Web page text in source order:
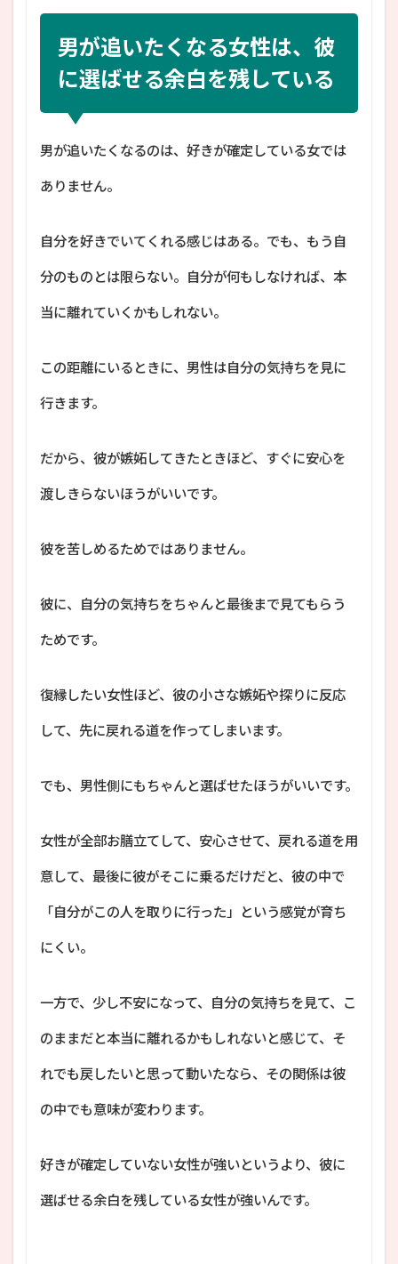
男が追いたくなる女性は、彼
に選ばせる余白を残している
男が追いたくなるのは、好きが確定している女では
ありません。
自分を好きでいてくれる感じはある。でも、もう自
分のものとは限らない。自分が何もしなければ、本
当に離れていくかもしれない。
この距離にいるときに、男性は自分の気持ちを見に
行きます。
だから、彼が嫉妬してきたときほど、すぐに安心を
渡しきらないほうがいいです。
彼を苦しめるためではありません。
彼に、自分の気持ちをちゃんと最後まで見てもらう
ためです。
復縁したい女性ほど、彼の小さな嫉妬や探りに反応
して、先に戻れる道を作ってしまいます。
でも、男性側にもちゃんと選ばせたほうがいいです。
女性が全部お膳立てして、安心させて、戻れる道を用
意して、最後に彼がそこに乗るだけだと、彼の中で
「自分がこの人を取りに行った」という感覚が育ち
にくい。
一方で、少し不安になって、自分の気持ちを見て、こ
のままだと本当に離れるかもしれないと感じて、そ
れでも戻したいと思って動いたなら、その関係は彼
の中でも意味が変わります。
好きが確定していない女性が強いというより、彼に
選ばせる余白を残している女性が強いんです。